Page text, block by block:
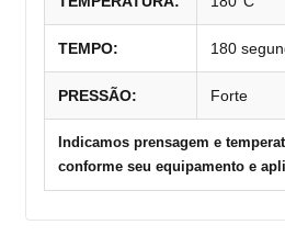
TEMPO: 180
PRESSÃO: Forte
Indicamos prensagem e
conforme seu equipamento e